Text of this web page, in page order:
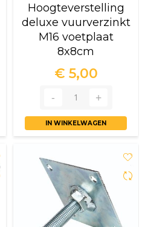
Hoogteverstelling
deluxe vuurverzinkt
M16 voetplaat
8x8cm
€ 5,00
IN WINKELWAGEN